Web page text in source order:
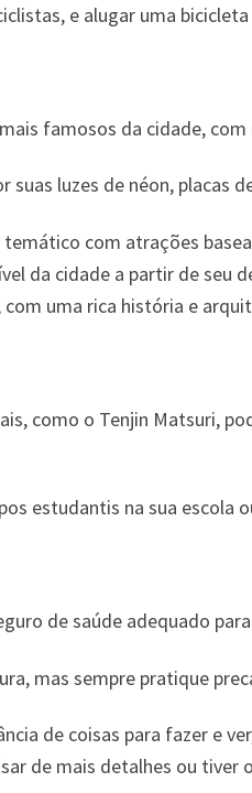
e alugar uma
famosos da cidade,
luzes de néon, placas
temático com atrações
da cidade a partir de seu
uma rica história e
como o Tenjin Matsuri,
estudantis na sua escola
de saúde adequado
mas sempre pratique
de coisas para fazer e
de mais detalhes ou